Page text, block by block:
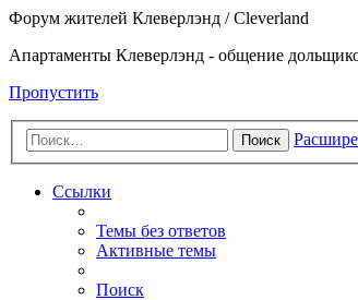
Форум жителей Клеверлэнд / Cleverland
Апартаменты Клеверлэнд - общение
Пропустить
Поиск
Ссылки
Темы без ответов
Активные темы
Поиск